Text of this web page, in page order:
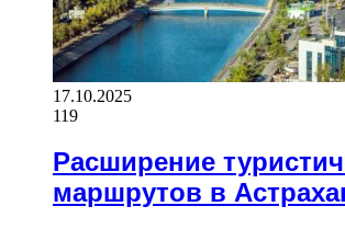
17.10.2025
119
Расширение
маршрутов в